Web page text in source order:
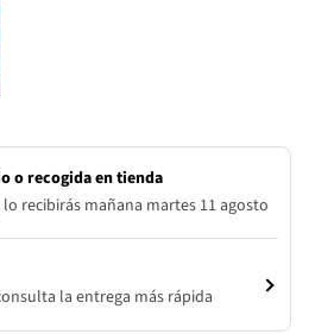
o recogida en tienda
recibirás mañana martes 11 agosto
la entrega más rápida